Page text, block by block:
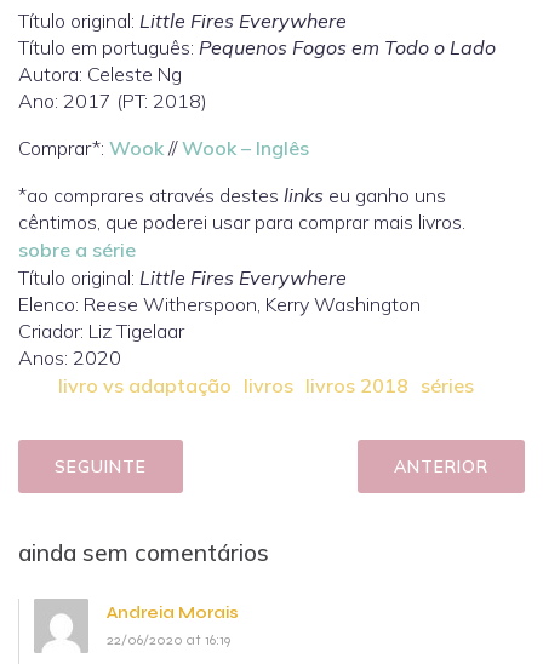
Título original: Little Fires Everywhere
Título em português: Pequenos Fogos em Todo o Lado
Autora: Celeste Ng
Ano: 2017 (PT: 2018)
Comprar*: Wook //Wook – Inglês
*ao comprares através destes links eu ganho uns
cêntimos, que poderei usar para comprar mais livros.
sobre a série
Título original: Little Fires Everywhere
Elenco: Reese Witherspoon, Kerry Washington
Criador: Liz Tigelaar
Anos: 2020
livro vs adaptação livros livros 2018 séries
SEGUINTE ANTERIOR
ainda sem comentários
Andreia Morais
22/06/2020 at 16:19